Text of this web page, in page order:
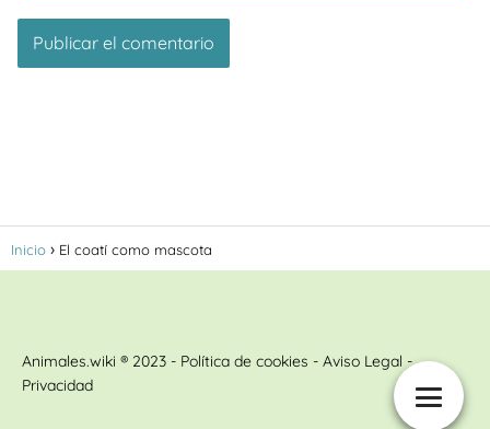
Inicio El coatí como mascota
Animales.wiki ® 2023 - Política de cookies - Aviso Legal -
Privacidad